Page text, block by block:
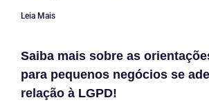
Leia Mais
Saiba mais sobre as
para pequenos negócios se
relação à LGPD!